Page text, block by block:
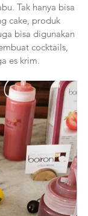
Tak hanya bisa
cake, produk
bisa digunakan
cocktails,
es krim.